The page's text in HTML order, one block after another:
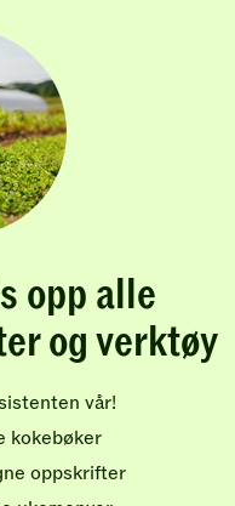
opp alle
og verktøy
vår!
kokebøker
oppskrifter